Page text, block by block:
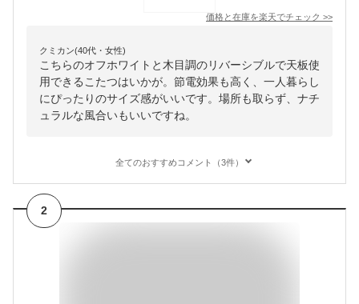
価格と在庫を楽天でチェック >>
クミカン(40代・女性)
こちらのオフホワイトと木目調のリバーシブルで天板使
用できるこたつはいかが。節電効果も高く、一人暮らし
にぴったりのサイズ感がいいです。場所も取らず、ナチ
ュラルな風合いもいいですね。
全てのおすすめコメント（3件）
2